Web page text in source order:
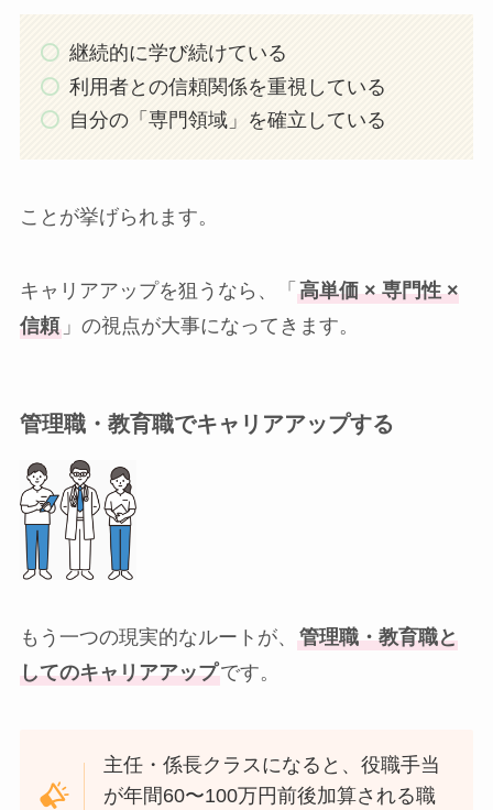
継続的に学び続けている
利用者との信頼関係を重視している
自分の「専門領域」を確立している
ことが挙げられます。
キャリアアップを狙うなら、「 高単価 × 専門性 ×
信頼」の視点が大事になってきます。
管理職・教育職でキャリアアップする
もう一つの現実的なルートが、 管理職・教育職と
してのキャリアアップです。
主任・係長クラスになると、役職手当
が年間60〜100万円前後加算される職